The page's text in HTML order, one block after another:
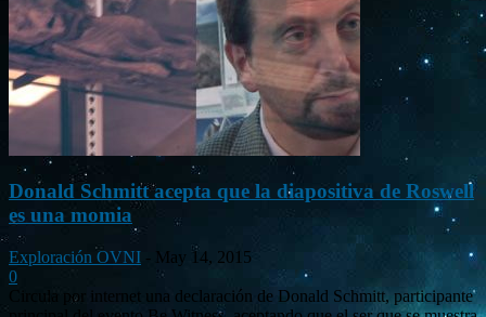
Donald Schmitt acepta que la diapositiva de Roswell
es una momia
Exploración OVNI - May 14, 2015
0
Circula por internet una declaración de Donald Schmitt, participante